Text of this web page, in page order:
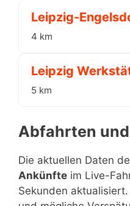
Leipzig-
4 km
Leipzig
5 km
Abfahrten
Die aktuellen Daten
Ankünfte im Live-
Sekunden